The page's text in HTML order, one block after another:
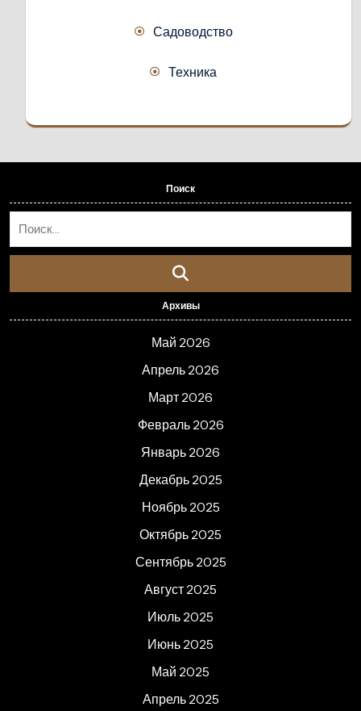
Садоводство
Техника
Поиск
Архивы
Май 2026
Апрель 2026
Март 2026
Февраль 2026
Январь 2026
Декабрь 2025
Ноябрь 2025
Октябрь 2025
Сентябрь 2025
Август 2025
Июль 2025
Июнь 2025
Май 2025
Апрель 2025